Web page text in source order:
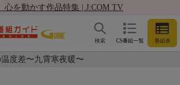
心を動かす作品特集 | J:COM TV
CS番組一覧 番組表
検索
度差〜九霄寒夜暖〜